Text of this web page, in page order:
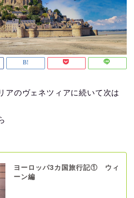
アのヴェネツィアに続いて次は
ヨーロッパ3カ国旅行記① ウィ
ーン編